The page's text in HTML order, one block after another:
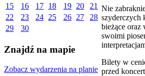
15
16 17 18 19 20
21
22
23 24 25 26 27
28
29
30
Znajdź na mapie
Zobacz wydarzenia na planie
Nie
szyderczych
bieżące oraz
swoimi
Bilety w
przed